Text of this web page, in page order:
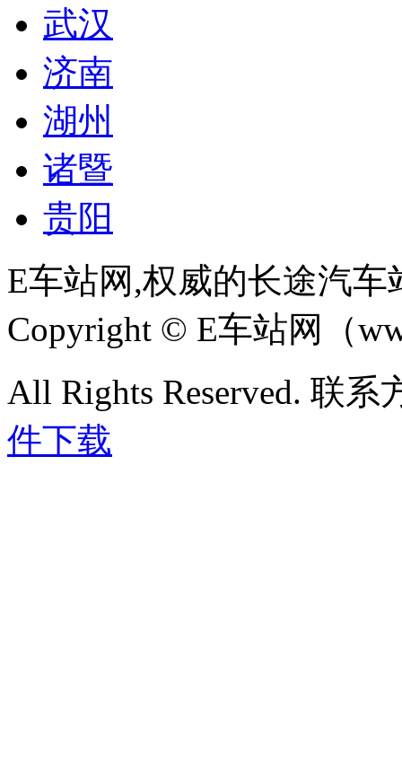
武汉
济南
湖州
诸暨
贵阳
E车站网,权威的长途汽
Copyright © E车站网（
All Rights Reserved. 联系
件下载